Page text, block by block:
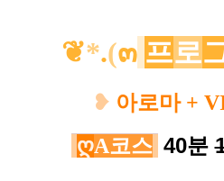
❦*.(๓ 프로
❥ 아로마 +
ღA코스 40분